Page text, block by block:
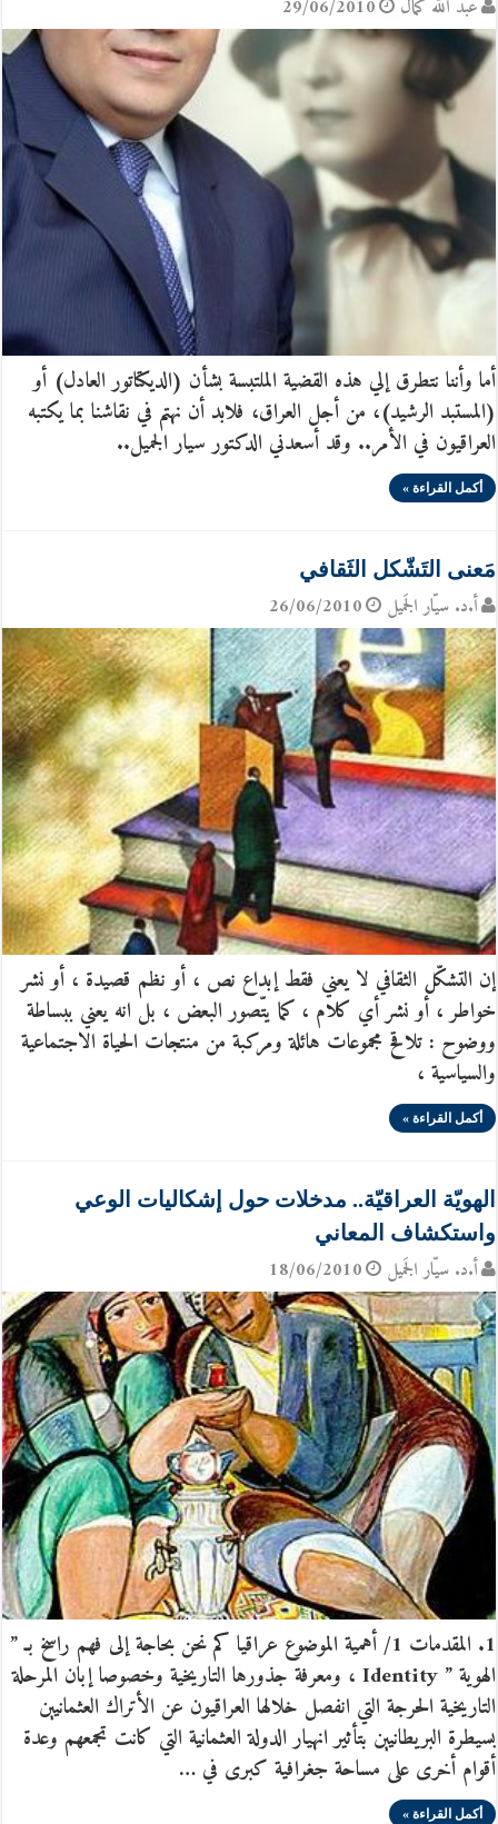
عبد الله كمال 29/06/2010
أما وأننا نتطرق إلي هذه القضية الملتبسة بشأن (الديكتاتور العادل) أو
(المستبد الرشيد)، من أجل العراق، فلابد أن نهتم في نقاشنا بما يكتبه
العراقيون في الأمر.. وقد أسعدني الدكتور سيار الجميل..
أكمل القراءة »
مَعنى التَشّكل الثَقافي
أ.د. سيّار الجَميل 26/06/2010
إن التشكّل الثقافي لا يعني فقط إبداع نص ، أو نظم قصيدة ، أو نشر
خواطر ، أو نشر أي كلام ، كما يتّصور البعض ، بل انه يعني ببساطة
ووضوح : تلاقح مجموعات هائلة ومركبة من منتجات الحياة الاجتماعية
والسياسية ،
أكمل القراءة »
الهويّة العراقيّة.. مدخلات حول إشكاليات الوعي
واستكشاف المعاني
أ.د. سيّار الجَميل 18/06/2010
1. المقدمات 1/ أهمية الموضوع عراقيا كم نحن بحاجة إلى فهم راسخ بـ ”
الهوية ” Identity ، ومعرفة جذورها التاريخية وخصوصا إبان المرحلة
التاريخية الحرجة التي انفصل خلالها العراقيون عن الأتراك العثمانيين
بسيطرة البريطانيين بتأثير انهيار الدولة العثمانية التي كانت تجمعهم وعدة
أقوام أخرى على مساحة جغرافية كبرى في …
أكمل القراءة »